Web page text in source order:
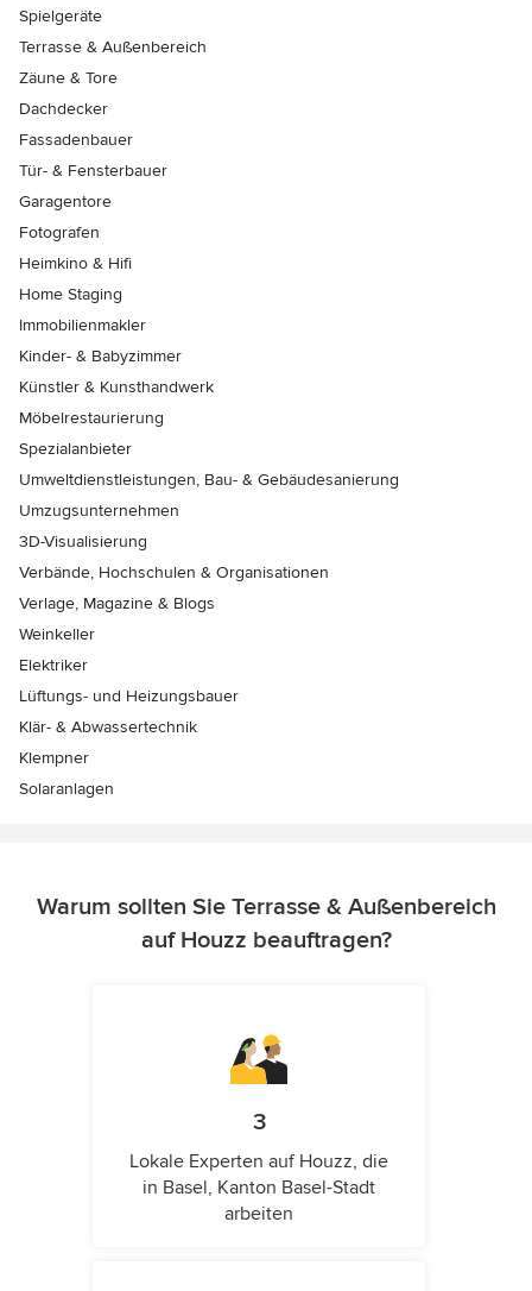
Spielgeräte
Terrasse & Außenbereich
Zäune & Tore
Dachdecker
Fassadenbauer
Tür- & Fensterbauer
Garagentore
Fotografen
Heimkino & Hifi
Home Staging
Immobilienmakler
Kinder- & Babyzimmer
Künstler & Kunsthandwerk
Möbelrestaurierung
Spezialanbieter
Umweltdienstleistungen, Bau- & Gebäudesanierung
Umzugsunternehmen
3D-Visualisierung
Verbände, Hochschulen & Organisationen
Verlage, Magazine & Blogs
Weinkeller
Elektriker
Lüftungs- und Heizungsbauer
Klär- & Abwassertechnik
Klempner
Solaranlagen
Warum sollten Sie Terrasse & Außenbereich
auf Houzz beauftragen?
3
Lokale Experten auf Houzz, die
in Basel, Kanton Basel-Stadt
arbeiten